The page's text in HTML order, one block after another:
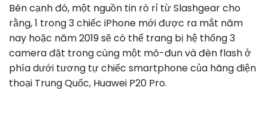
Bên cạnh đó, một nguồn tin rò rỉ từ Slashgear cho
rằng, 1 trong 3 chiếc iPhone mới được ra mắt năm
nay hoặc năm 2019 sẽ có thể trang bị hệ thống 3
camera đặt trong cùng một mô-đun và đèn flash ở
phía dưới tương tự chiếc smartphone của hãng điện
thoại Trung Quốc, Huawei P20 Pro.